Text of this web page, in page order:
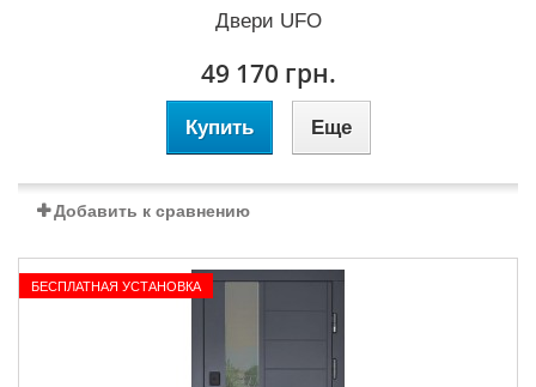
Двери UFO
49 170 грн.
Купить Еще
Добавить к сравнению
БЕСПЛАТНАЯ УСТАНОВКА